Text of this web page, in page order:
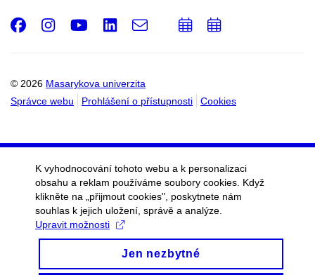
© 2026 Masarykova univerzita
Správce webu
Prohlášení o přístupnosti Cookies
Facebook
Instagram
Youtube
LinkedIn
e-
Email
PřidatPřidat
K vyhodnocování tohoto webu a k personalizaci
obsahu a reklam používáme soubory cookies. Když
klikněte na „přijmout cookies", poskytnete nám
souhlas k jejich uložení, správě a analýze.
Upravit možnosti
Jen nezbytné